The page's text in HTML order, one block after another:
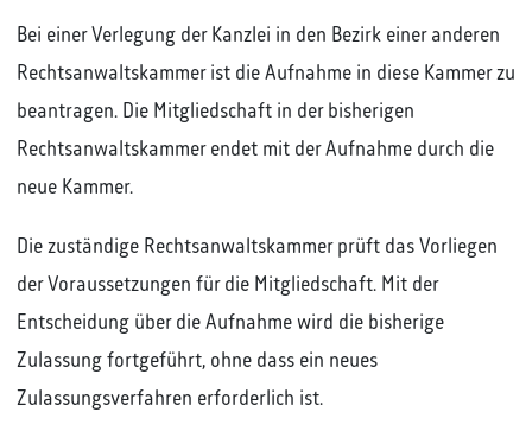
Bei einer Verlegung der Kanzlei in den Bezirk einer anderen
Rechtsanwaltskammer ist die Aufnahme in diese Kammer zu
beantragen. Die Mitgliedschaft in der bisherigen
Rechtsanwaltskammer endet mit der Aufnahme durch die
neue Kammer.
Die zuständige Rechtsanwaltskammer prüft das Vorliegen
der Voraussetzungen für die Mitgliedschaft. Mit der
Entscheidung über die Aufnahme wird die bisherige
Zulassung fortgeführt, ohne dass ein neues
Zulassungsverfahren erforderlich ist.